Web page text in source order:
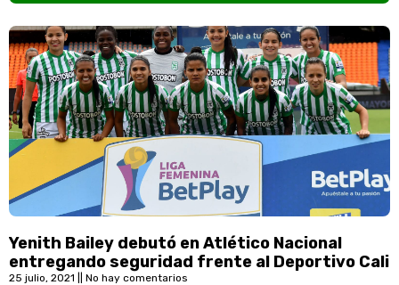
Yenith Bailey debutó en Atlético Nacional
entregando seguridad frente al Deportivo Cali
25 julio, 2021 No hay comentarios